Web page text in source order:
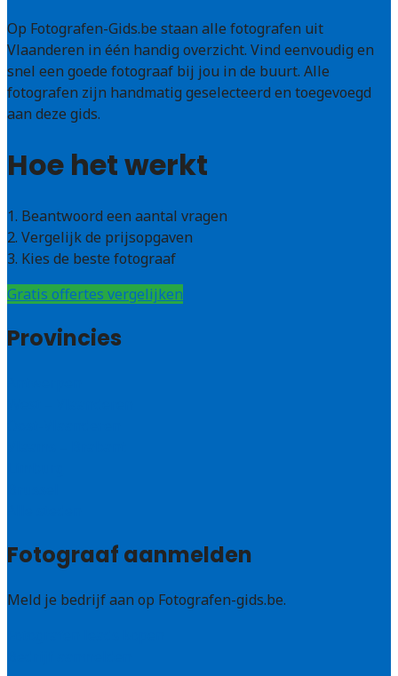
Op Fotografen-Gids.be staan alle fotografen uit
Vlaanderen in één handig overzicht. Vind eenvoudig en
snel een goede fotograaf bij jou in de buurt. Alle
fotografen zijn handmatig geselecteerd en toegevoegd
aan deze gids.
Hoe het werkt
1. Beantwoord een aantal vragen
2. Vergelijk de prijsopgaven
3. Kies de beste fotograaf
Gratis offertes vergelijken
Provincies
Fotograaf aanmelden
Meld je bedrijf aan op Fotografen-gids.be.